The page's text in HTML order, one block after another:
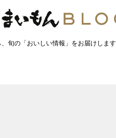
旬の「おいしい情報」をお届けします